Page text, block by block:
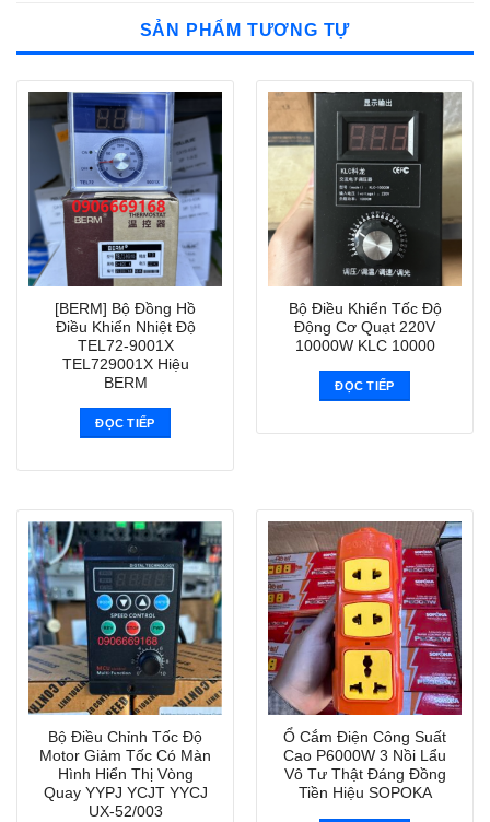
SẢN PHẨM TƯƠNG TỰ
[BERM] Bộ Đồng Hồ
Điều Khiển Nhiệt Độ
TEL72-9001X
TEL729001X Hiệu
BERM
ĐỌC TIẾP
Bộ Điều Khiển Tốc Độ
Động Cơ Quạt 220V
10000W KLC 10000
ĐỌC TIẾP
Bộ Điều Chỉnh Tốc Độ
Motor Giảm Tốc Có Màn
Hình Hiển Thị Vòng
Quay YYPJ YCJT YYCJ
UX-52/003
Ổ Cắm Điện Công Suất
Cao P6000W 3 Nồi Lẩu
Vô Tư Thật Đáng Đồng
Tiền Hiệu SOPOKA